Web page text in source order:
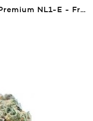
Fleurs Critical Berry Indoor Premium NL1-E - Fruitée